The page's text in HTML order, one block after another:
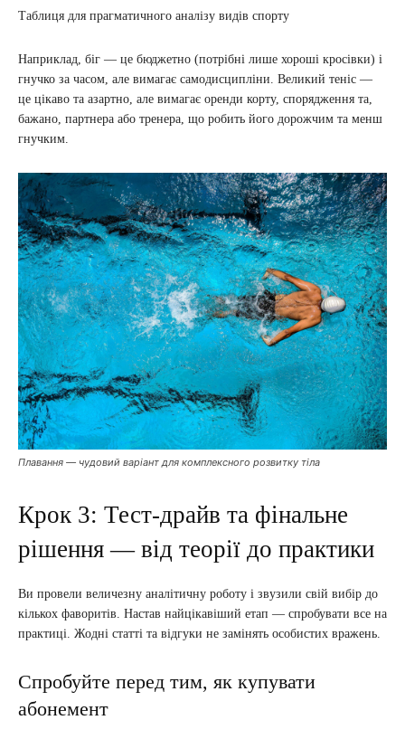
Таблиця для прагматичного аналізу видів спорту
Наприклад, біг — це бюджетно (потрібні лише хороші кросівки) і
гнучко за часом, але вимагає самодисципліни. Великий теніс —
це цікаво та азартно, але вимагає оренди корту, спорядження та,
бажано, партнера або тренера, що робить його дорожчим та менш
гнучким.
Плавання — чудовий варіант для комплексного розвитку тіла
Крок 3: Тест-драйв та фінальне
рішення — від теорії до практики
Ви провели величезну аналітичну роботу і звузили свій вибір до
кількох фаворитів. Настав найцікавіший етап — спробувати все на
практиці. Жодні статті та відгуки не замінять особистих вражень.
Спробуйте перед тим, як купувати
абонемент